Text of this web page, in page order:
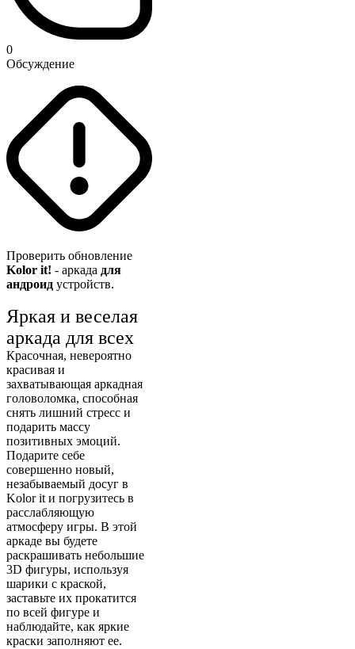
0
Обсуждение
Проверить обновление
Kolor it! - аркада для
андроид устройств.
Яркая и веселая
аркада для всех
Красочная, невероятно
красивая и
захватывающая аркадная
головоломка, способная
снять лишний стресс и
подарить массу
позитивных эмоций.
Подарите себе
совершенно новый,
незабываемый досуг в
Kolor it и погрузитесь в
расслабляющую
атмосферу игры. В этой
аркаде вы будете
раскрашивать небольшие
3D фигуры, используя
шарики с краской,
заставьте их прокатится
по всей фигуре и
наблюдайте, как яркие
краски заполняют ее.